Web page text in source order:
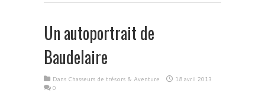
Un autoportrait de
Baudelaire
Dans Chasseurs de trésors & Aventure
18 avril 2013
0